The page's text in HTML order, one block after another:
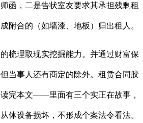
函，二是告状室友要求其承担残剩租
附合的（如墙漆、地板）归出租人。
理取现实挖掘能力。并通过财富保
当事人还有商定的除外。租赁合同胶
完本文——里面有三个实正在故事，
体设备损坏，不形成个案法令看法。